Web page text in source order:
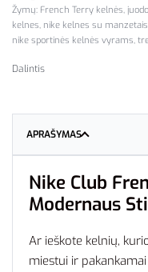
Žymų: French Terry kelnės,
kelnes, nike kelnes su manzetais
nike sportinės kelnės vyrams,
Dalintis
APRAŠYMAS
Nike Club
Modernaus
Ar ieškote kelnių,
miestui ir